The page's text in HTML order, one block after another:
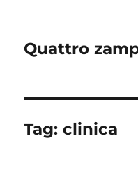
Quattro
Tag:clinica